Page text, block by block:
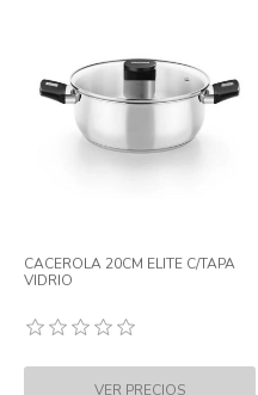
CACEROLA 20CM ELITE C/TAPA
VIDRIO